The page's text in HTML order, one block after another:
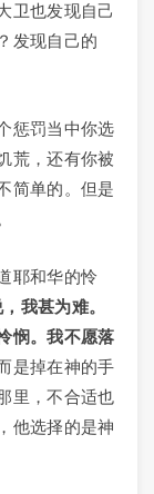
卫也发现自己
发现自己的
惩罚当中你选
荒，还有你被
简单的。但是
耶和华的怜
我甚为难。
悯。我不愿落
是掉在神的手
里，不合适也
他选择的是神